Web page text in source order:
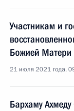
Участникам и
Божией Матери
21 июля 2021 года,
Бархаму Ахмеду